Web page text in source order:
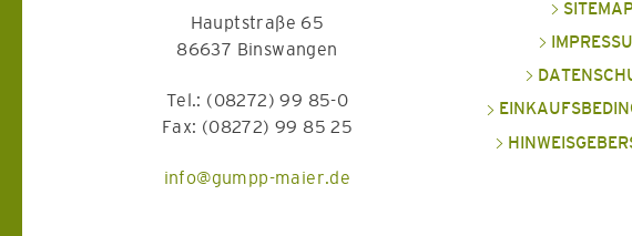
Hauptstraße 65
86637 Binswangen
Tel.: (08272) 99 85-0
Fax: (08272) 99 85 25
info@gumpp-maier.de